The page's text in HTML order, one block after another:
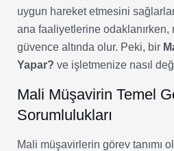
uygun hareket etmesini
ana faaliyetlerine odaklanırken,
güvence altında olur. Peki, bir
Yapar? ve işletmenize nasıl
Mali Müşavirin Temel
Sorumlulukları
Mali müşavirlerin görev tanımı